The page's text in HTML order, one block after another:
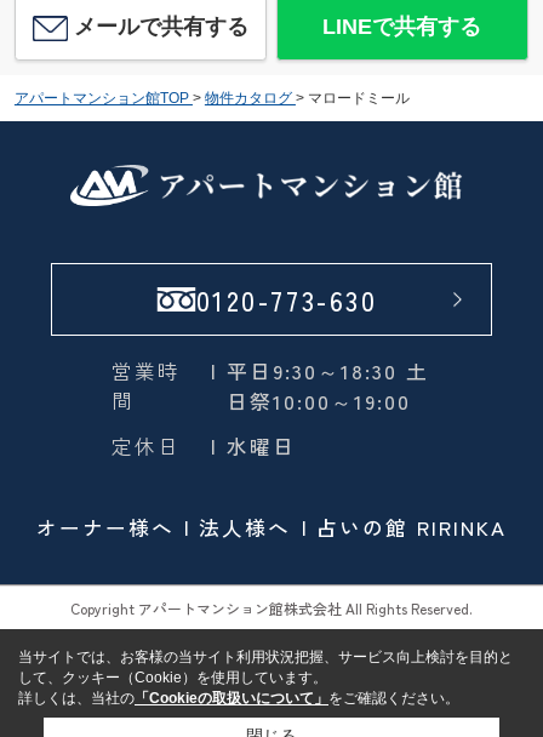
メールで共有する LINEで共有する
アパートマンション館TOP > 物件カタログ > マロードミール
0120-773-630
営業時
間
| 平日9:30～18:30 土
日祭10:00～19:00
定休日
| 水曜日
オーナー様へ 法人様へ 占いの館 RIRINKA
Copyright アパートマンション館株式会社 All Rights Reserved.
当サイトでは、お客様の当サイト利用状況把握、サービス向上検討を目的と
して、クッキー（Cookie）を使用しています。
詳しくは、当社の 「Cookieの取扱いについて」 をご確認ください。